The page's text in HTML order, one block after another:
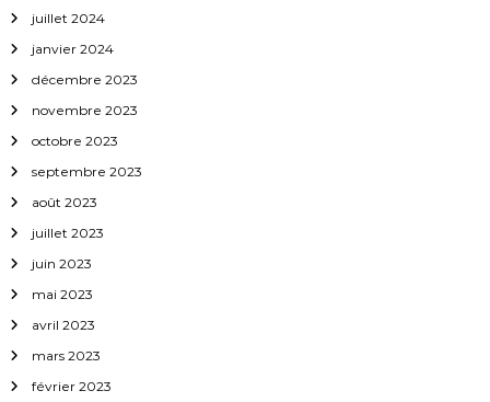
a
r
t
i
c
l
e
juillet 2024
janvier 2024
décembre 2023
novembre 2023
octobre 2023
septembre 2023
août 2023
juillet 2023
juin 2023
mai 2023
avril 2023
mars 2023
février 2023